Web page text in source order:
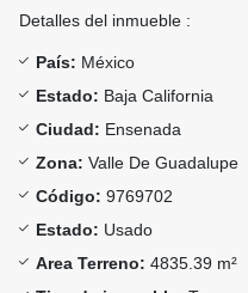
Detalles del inmueble :
País: México
Estado: Baja California
Ciudad: Ensenada
Zona: Valle De Guadalupe
Código: 9769702
Estado: Usado
Area Terreno: 4835.39 m²